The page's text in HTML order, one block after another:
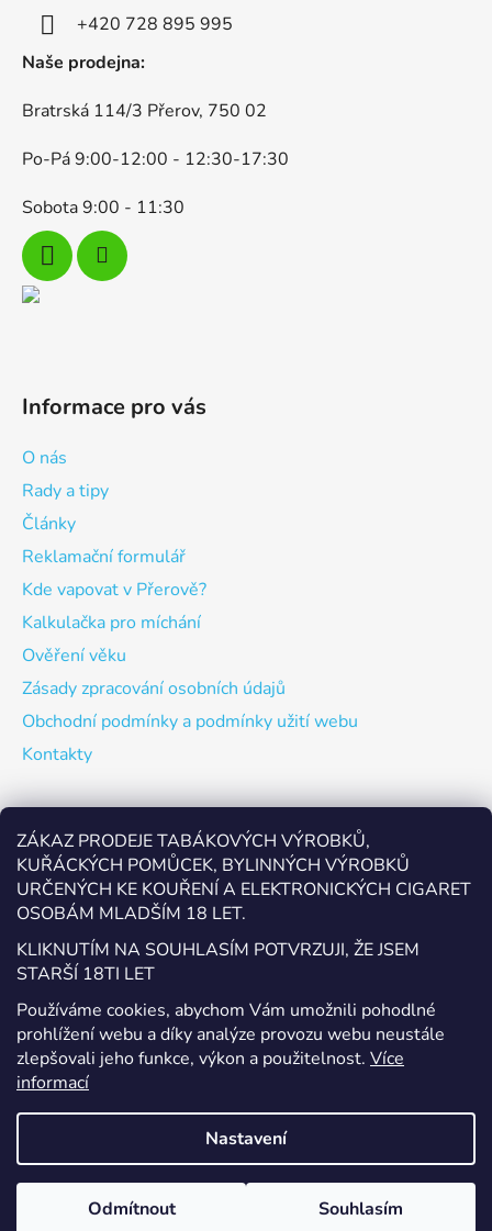
ZÁKAZ PRODEJE TABÁKOVÝCH VÝROBKŮ,
KUŘÁCKÝCH POMŮCEK, BYLINNÝCH VÝROBKŮ
URČENÝCH KE KOUŘENÍ A ELEKTRONICKÝCH CIGARET
OSOBÁM MLADŠÍM 18 LET.
KLIKNUTÍM NA SOUHLASÍM POTVRZUJI, ŽE JSEM
STARŠÍ 18TI LET
Používáme cookies, abychom Vám umožnili pohodlné
prohlížení webu a díky analýze provozu webu neustále
zlepšovali jeho funkce, výkon a použitelnost. Více
informací
Nastavení
Odmítnout Souhlasím
+420 728 895 995
Naše prodejna:
Bratrská 114/3 Přerov, 750 02
Po-Pá 9:00-12:00 - 12:30-17:30
Sobota 9:00 - 11:30
Informace pro vás
O nás
Rady a tipy
Články
Reklamační formulář
Kde vapovat v Přerově?
Kalkulačka pro míchání
Ověření věku
Zásady zpracování osobních údajů
Obchodní podmínky a podmínky užití webu
Kontakty
Odebírat newsletter
Vložte svůj e-mail a my vám budeme zasílat informace o
nových produktech na našem e-shopu.
E-mail
Vložením e-mailu souhlasíte s
podmínkami ochrany
osobních údajů
PŘIHLÁSIT SE
Vytvořil Shoptet
Copyright 2026EcigaretyPřerov.cz. Všechna práva